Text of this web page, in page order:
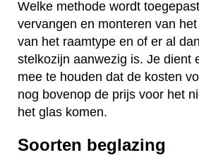
Welke methode wordt
vervangen en monteren van
van het raamtype en of er al
stelkozijn aanwezig is. Je dient
mee te houden dat de kosten
nog bovenop de prijs voor het
het glas komen.
Soorten beglazing